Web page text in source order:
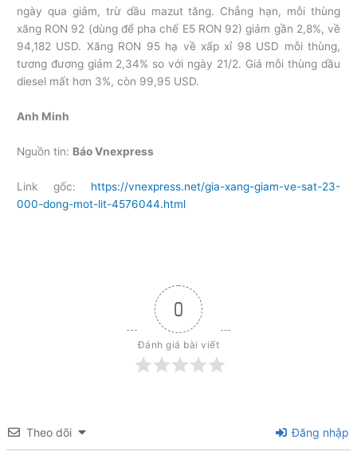
ngày qua giảm, trừ dầu mazut tăng. Chẳng hạn, mỗi thùng
xăng RON 92 (dùng để pha chế E5 RON 92) giảm gần 2,8%, về
94,182 USD. Xăng RON 95 hạ về xấp xỉ 98 USD mỗi thùng,
tương đương giảm 2,34% so với ngày 21/2. Giá mỗi thùng dầu
diesel mất hơn 3%, còn 99,95 USD.
Anh Minh
Nguồn tin: Báo Vnexpress
Link gốc: https://vnexpress.net/gia-xang-giam-ve-sat-23-
000-dong-mot-lit-4576044.html
0
Đánh giá bài viết
Theo dõi Đăng nhập